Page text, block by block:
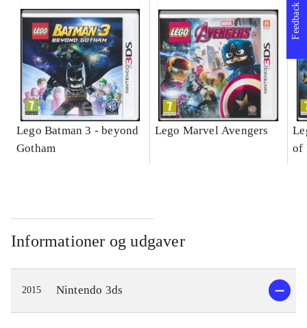
Lego Batman 3 - beyond
Gotham
Lego Marvel Avengers
of
Informationer og udgaver
2015 Nintendo 3ds
Feedback